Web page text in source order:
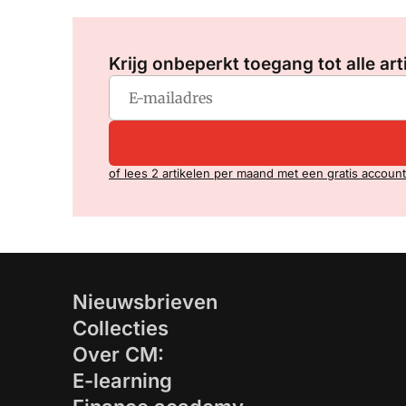
Krijg onbeperkt toegang tot alle
of lees 2 artikelen per maand met een gratis account
Nieuwsbrieven
Collecties
Over CM:
E-learning